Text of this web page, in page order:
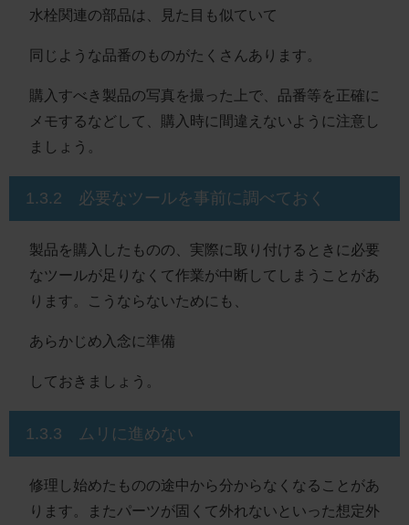
水栓関連の部品は、見た目も似ていて
同じような品番のものがたくさんあります。
購入すべき製品の写真を撮った上で、品番等を正確に
メモするなどして、購入時に間違えないように注意し
ましょう。
1.3.2 必要なツールを事前に調べておく
製品を購入したものの、実際に取り付けるときに必要
なツールが足りなくて作業が中断してしまうことがあ
ります。こうならないためにも、
あらかじめ入念に準備
しておきましょう。
1.3.3 ムリに進めない
修理し始めたものの途中から分からなくなることがあ
ります。またパーツが固くて外れないといった想定外